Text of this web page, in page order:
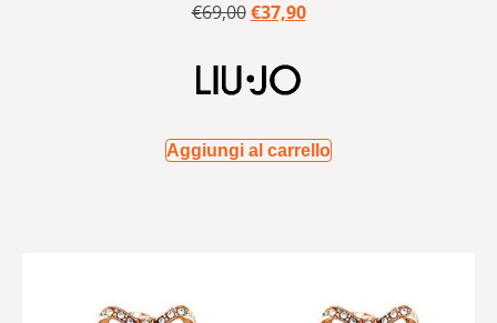
€69,00 €37,90
Aggiungi al carrello